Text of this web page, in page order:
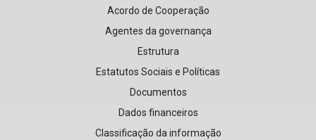
Acordo de Cooperação
Agentes da governança
Estrutura
Estatutos Sociais e Políticas
Documentos
Dados financeiros
Classificação da informação